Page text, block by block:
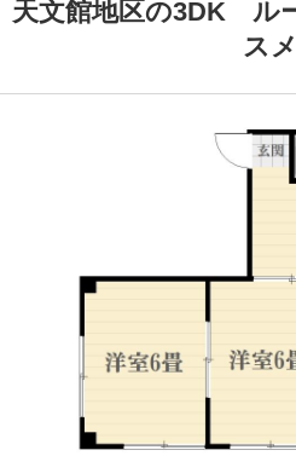
天文館地区の3DK ル
スメ